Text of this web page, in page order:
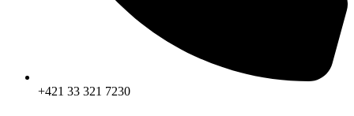
+421 33 321 7230